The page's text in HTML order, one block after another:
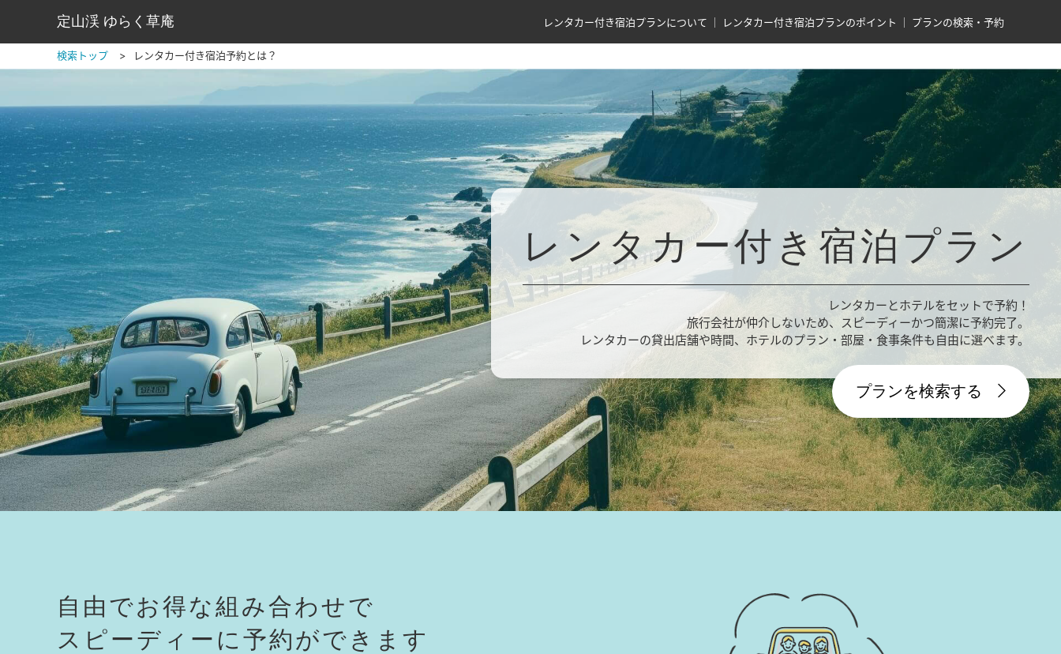
定山渓 ゆらく草庵 レンタカー付き宿泊プランについて レンタカー付き宿泊プランのポイント プランの検索・予約
検索トップ レンタカー付き宿泊予約とは？
レンタカー付き宿泊プラン
レンタカーとホテルをセットで予約！
旅行会社が仲介しないため、スピーディーかつ簡潔に予約完了。
レンタカーの貸出店舗や時間、ホテルのプラン・部屋・食事条件も自由に選べます。
プランを検索する
自由でお得な組み合わせで
スピーディーに予約ができます